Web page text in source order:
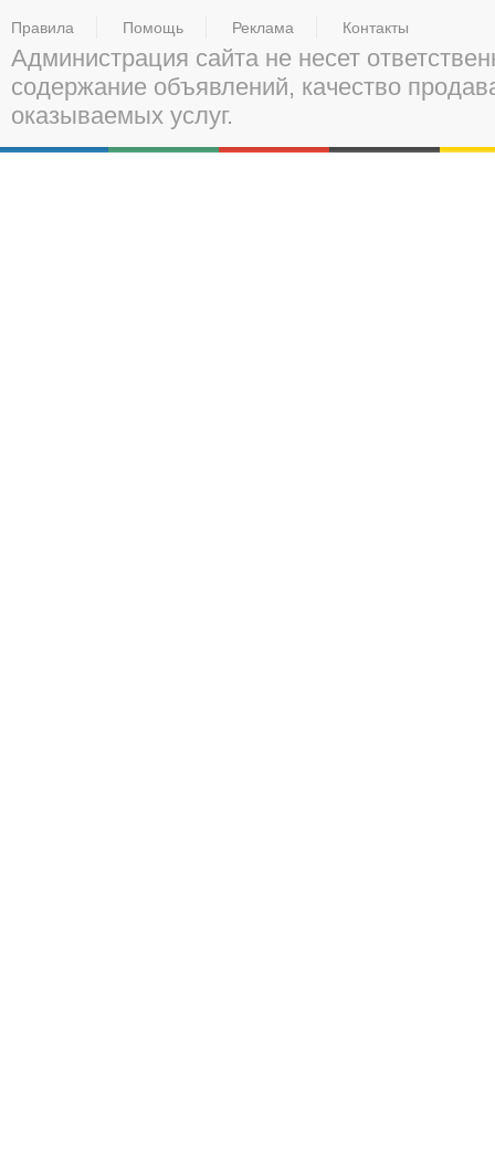
Правила Помощь Реклама Контакты
Администрация сайта не несет
содержание объявлений, качество
оказываемых услуг.